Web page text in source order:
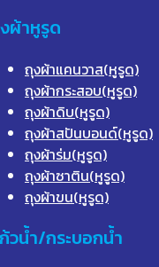
ผ้าหูรูด
ถุงผ้าแคนวาส(หูรูด)
ถุงผ้ากระสอบ(หูรูด)
ถุงผ้าดิบ(หูรูด)
ถุงผ้าสปันบอนด์(หูรูด)
ถุงผ้าร่ม(หูรูด)
ถุงผ้าซาติน(หูรูด)
ถุงผ้าขน(หูรูด)
วน้ำ/กระบอกน้ำ